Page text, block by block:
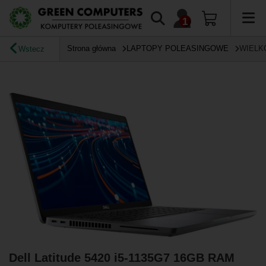
Wstecz Strona główna LAPTOPY POLEASINGOWE
Dell Latitude 5420 i5-1135G7 16GB RAM